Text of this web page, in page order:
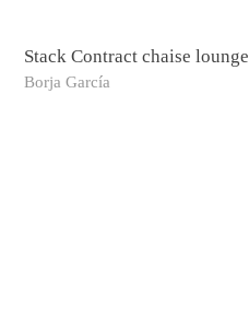
Stack Contract chaise lounge
Borja García